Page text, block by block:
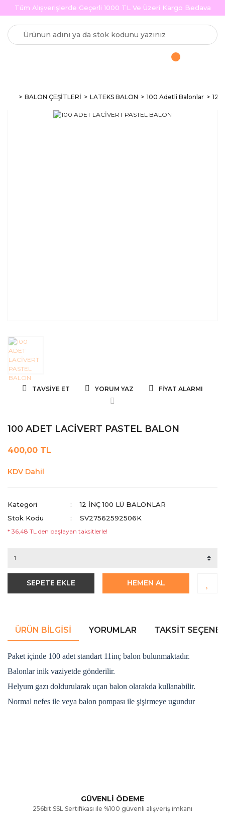
Tüm Alışverişlerde Geçerli 1000 TL Ve Üzeri Kargo Bedava
BALON ÇEŞİTLERİ LATEKS BALON 100 Adetli Balonlar 12
TAVSIYE ET YORUM YAZ FIYAT ALARMI
100 ADET LACİVERT PASTEL BALON
400,00 TL
KDV Dahil
Kategori
12 INÇ 100 LÜ BALONLAR
Stok Kodu
SV27562592506K
* 36,48 TL den başlayan taksitlerle!
SEPETE EKLE HEMEN AL
ÜRÜN BILGISI YORUMLAR TAKSIT
Paket içinde 100 adet standart 11inç balon bulunmaktadır.
Balonlar inik vaziyetde gönderilir.
Helyum gazı doldurularak uçan balon olarakda kullanabilir.
Normal nefes ile veya balon pompası ile şişirmeye ugundur
Ürün resmi kalitesiz, bozuk veya görüntülenemiyor.
GÜVENLİ ÖDEME
256bit SSL Sertifikası ile %100 güvenli alışveriş imkanı